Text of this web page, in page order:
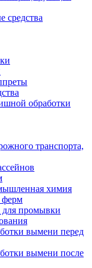
средства
обработки
транспорта,
химия
ферм
промывки
вымени перед
вымени после